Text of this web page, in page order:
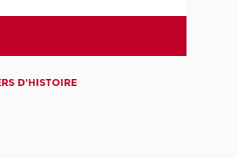
D'HISTOIRE